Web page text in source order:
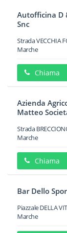
Autofficina D
Snc
Strada VECCHIA
Marche
Chiama
Azienda
Matteo
Strada
Marche
Chiama
Bar Dello
Piazzale DELLA
Marche